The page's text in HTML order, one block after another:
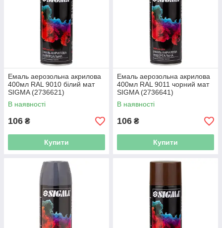
Емаль аерозольна акрилова
400мл RAL 9010 білий мат
SIGMA (2736621)
В наявності
106 ₴
Купити
Емаль аерозольна акрилова
400мл RAL 9011 чорний мат
SIGMA (2736641)
В наявності
106 ₴
Купити